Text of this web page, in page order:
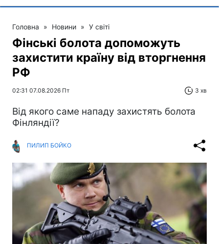
Головна » Новини » У світі
Фінські болота допоможуть
захистити країну від вторгнення
РФ
02:31 07.08.2026 Пт 3 хв
Від якого саме нападу захистять болота
Фінляндії?
ПИЛИП БОЙКО